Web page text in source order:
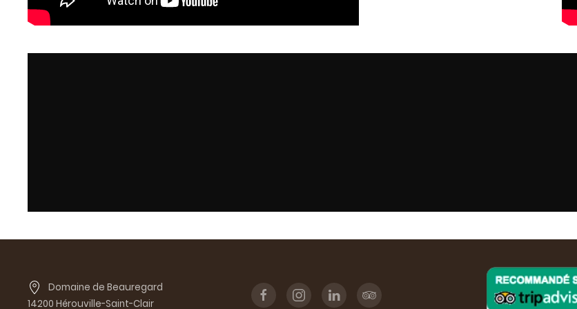
Domaine de Beauregard
14200 Hérouville-Saint-Clair